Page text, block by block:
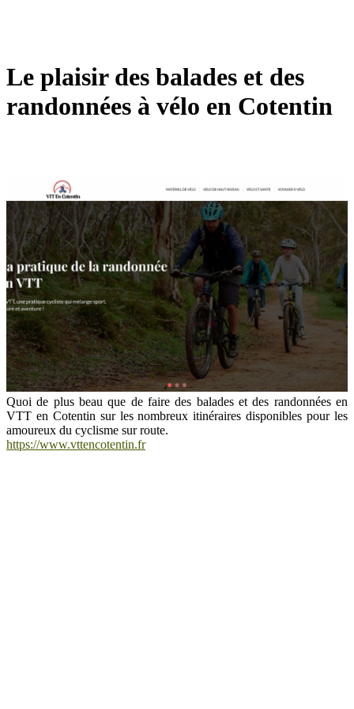
Le plaisir des balades et des
randonnées à vélo en Cotentin
Quoi de plus beau que de faire des balades et des randonnées en
VTT en Cotentin sur les nombreux itinéraires disponibles pour les
amoureux du cyclisme sur route.
https://www.vttencotentin.fr